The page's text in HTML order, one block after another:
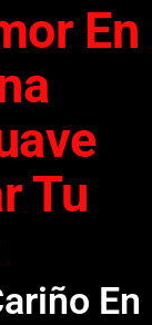
En
Tu
En